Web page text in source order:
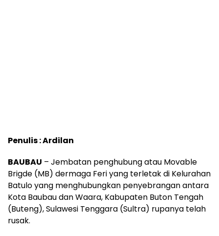
Penulis : Ardilan
BAUBAU – Jembatan penghubung atau Movable
Brigde (MB) dermaga Feri yang terletak di Kelurahan
Batulo yang menghubungkan penyebrangan antara
Kota Baubau dan Waara, Kabupaten Buton Tengah
(Buteng), Sulawesi Tenggara (Sultra) rupanya telah
rusak.